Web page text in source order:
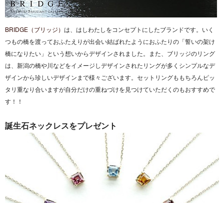
BRIDGE（ブリッジ） は、はしわたしをコンセプトにしたブランドです。いく
つもの橋を渡っておふたえりが出会い結ばれたようにおふたりの 「誓いの架け
橋になりたい」という想いからデザインされました。また、ブリッジのリング
は、新潟の橋や川などをイメージしデザインされたリングが多くシンプルなデ
ザインから珍しいデザインまで様々ございます。セットリングももちろんピッ
タリ重なり合いますが自分だけの重ねづけを見つけていただくのもおすすめで
す！！
誕生石ネックレスをプレゼント